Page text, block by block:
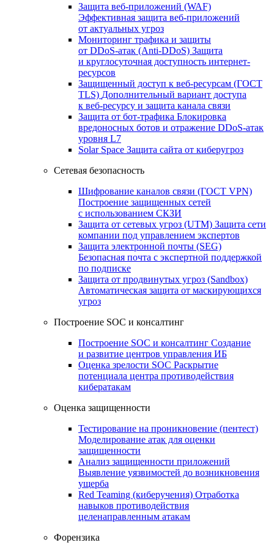
Защита веб-приложений (WAF)
Эффективная защита веб-приложений
от актуальных угроз
Мониторинг трафика и защиты
от DDoS‑атак (Anti‑DDoS) Защита
и круглосуточная доступность интернет-
ресурсов
Защищенный доступ к веб-ресурсам (ГОСТ
TLS) Дополнительный вариант доступа
к веб‑ресурсу и защита канала связи
Защита от бот‑трафика Блокировка
вредоносных ботов и отражение DDoS‑атак
уровня L7
Solar Space Защита сайта от киберугроз
Сетевая безопасность
Шифрование каналов связи (ГОСТ VPN)
Построение защищенных сетей
с использованием СКЗИ
Защита от сетевых угроз (UTM) Защита сети
компании под управлением экспертов
Защита электронной почты (SEG)
Безопасная почта с экспертной поддержкой
по подписке
Защита от продвинутых угроз (Sandbox)
Автоматическая защита от маскирующихся
угроз
Построение SOC и консалтинг
Построение SOC и консалтинг Создание
и развитие центров управления ИБ
Оценка зрелости SOC Раскрытие
потенциала центра противодействия
кибератакам
Оценка защищенности
Тестирование на проникновение (пентест)
Моделирование атак для оценки
защищенности
Анализ защищенности приложений
Выявление уязвимостей до возникновения
ущерба
Red Teaming (киберучения) Отработка
навыков противодействия
целенаправленным атакам
Форензика